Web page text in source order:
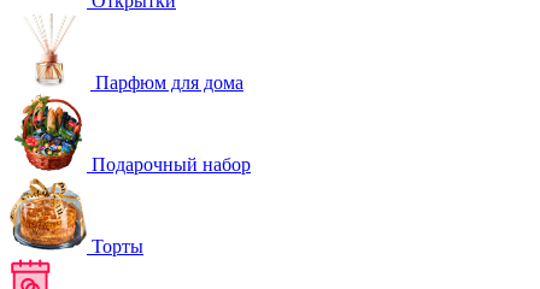
Парфюм для дома
Подарочный набор
Торты